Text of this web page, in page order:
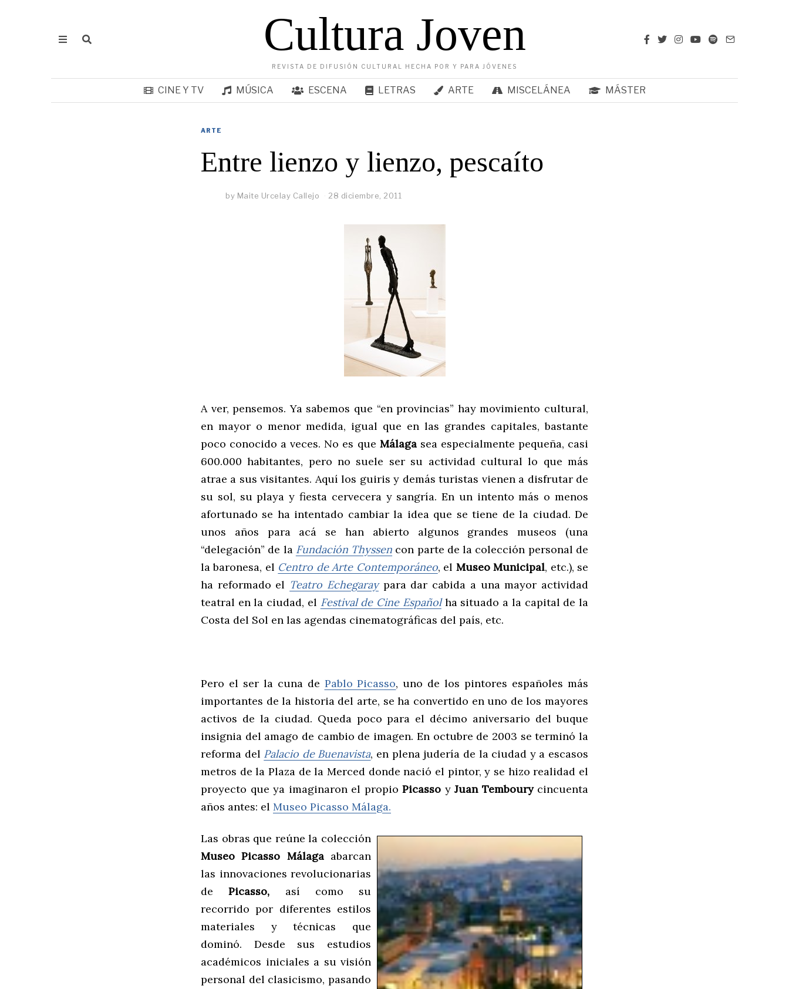
Cultura Joven
REVISTA DE DIFUSIÓN CULTURAL HECHA POR Y PARA JÓVENES
CINE Y TV MÚSICA ESCENA LETRAS ARTE MISCELÁNEA MÁSTER
ARTE
Entre lienzo y lienzo, pescaíto
by Maite Urcelay Callejo 28 diciembre, 2011
A ver, pensemos. Ya sabemos que “en provincias” hay movimiento cultural,
en mayor o menor medida, igual que en las grandes capitales, bastante
poco conocido a veces. No es que Málagasea especialmente pequeña, casi
600.000 habitantes, pero no suele ser su actividad cultural lo que más
atrae a sus visitantes. Aquí los guiris y demás turistas vienen a disfrutar de
su sol, su playa y fiesta cervecera y sangría. En un intento más o menos
afortunado se ha intentado cambiar la idea que se tiene de la ciudad. De
unos años para acá se han abierto algunos grandes museos (una
“delegación” de la Fundación Thyssen con parte de la colección personal de
la baronesa, el Centro de Arte Contemporáneo, el Museo Municipal, etc.), se
ha reformado el Teatro Echegaraypara dar cabida a una mayor actividad
teatral en la ciudad, el Festival de Cine Españolha situado a la capital de la
Costa del Sol en las agendas cinematográficas del país, etc.
Pero el ser la cuna de Pablo Picasso, uno de los pintores españoles más
importantes de la historia del arte, se ha convertido en uno de los mayores
activos de la ciudad. Queda poco para el décimo aniversario del buque
insignia del amago de cambio de imagen. En octubre de 2003 se terminó la
reforma del Palacio de Buenavista, en plena judería de la ciudad y a escasos
metros de la Plaza de la Merced donde nació el pintor, y se hizo realidad el
proyecto que ya imaginaron el propio Picasso y Juan Tembourycincuenta
años antes: el Museo Picasso Málaga.
Las obras que reúne la colección
Museo Picasso Málagaabarcan
las innovaciones revolucionarias
dePicasso, así como su
recorrido por diferentes estilos
materiales y técnicas que
dominó. Desde sus estudios
académicos iniciales a su visión
personal del clasicismo, pasando